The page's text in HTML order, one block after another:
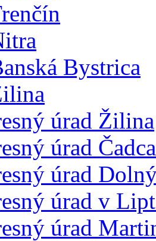
Bystrica
úrad Žilina
úrad Čadca
úrad
úrad v
úrad